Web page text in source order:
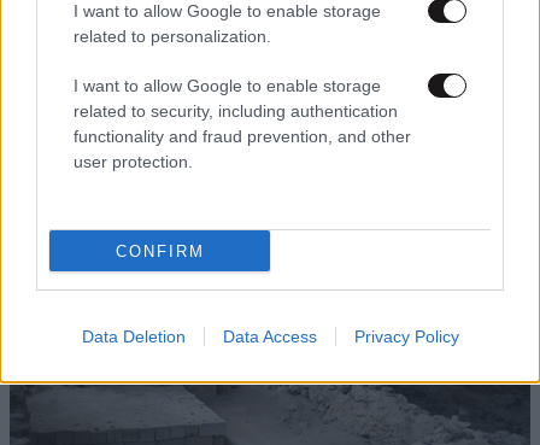
I want to allow Google to enable storage
related to personalization.
I want to allow Google to enable storage
related to security, including authentication
functionality and fraud prevention, and other
user protection.
CONFIRM
Data Deletion Data Access Privacy Policy
LIFESTYLE08·08·2026 09:01
Νία Βαρντάλος – Σπύρος Κατσαγάνης: Μια
σχέση που θυμίζει σενάριο ταινίας και μετρά
πάνω από τέσσερα χρόνια